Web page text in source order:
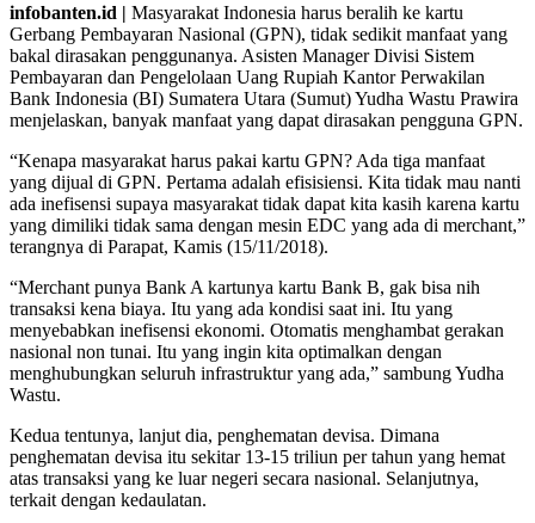
infobanten.id | Masyarakat Indonesia harus beralih ke kartu
Gerbang Pembayaran Nasional (GPN), tidak sedikit manfaat yang
bakal dirasakan penggunanya. Asisten Manager Divisi Sistem
Pembayaran dan Pengelolaan Uang Rupiah Kantor Perwakilan
Bank Indonesia (BI) Sumatera Utara (Sumut) Yudha Wastu Prawira
menjelaskan, banyak manfaat yang dapat dirasakan pengguna GPN.
“Kenapa masyarakat harus pakai kartu GPN? Ada tiga manfaat
yang dijual di GPN. Pertama adalah efisisiensi. Kita tidak mau nanti
ada inefisensi supaya masyarakat tidak dapat kita kasih karena kartu
yang dimiliki tidak sama dengan mesin EDC yang ada di merchant,”
terangnya di Parapat, Kamis (15/11/2018).
“Merchant punya Bank A kartunya kartu Bank B, gak bisa nih
transaksi kena biaya. Itu yang ada kondisi saat ini. Itu yang
menyebabkan inefisensi ekonomi. Otomatis menghambat gerakan
nasional non tunai. Itu yang ingin kita optimalkan dengan
menghubungkan seluruh infrastruktur yang ada,” sambung Yudha
Wastu.
Kedua tentunya, lanjut dia, penghematan devisa. Dimana
penghematan devisa itu sekitar 13-15 triliun per tahun yang hemat
atas transaksi yang ke luar negeri secara nasional. Selanjutnya,
terkait dengan kedaulatan.